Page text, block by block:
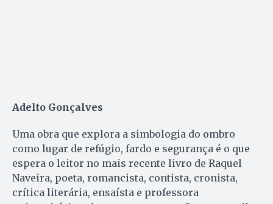
Adelto Gonçalves
Uma obra que explora a simbologia do ombro
como lugar de refúgio, fardo e segurança é o que
espera o leitor no mais recente livro de Raquel
Naveira, poeta, romancista, contista, cronista,
crítica literária, ensaísta e professora